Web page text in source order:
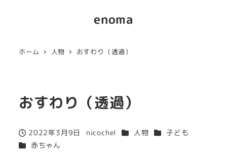
enoma
ホーム 人物 おすわり（透過）
おすわり（透過）
投稿日
2022年3月9日
著
nicochel カテゴリー
人物 カテゴリー
子ども
カテゴリー
赤ちゃん